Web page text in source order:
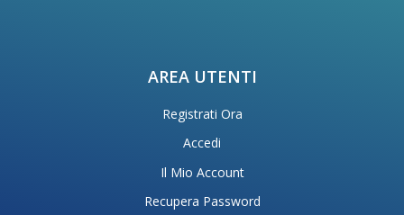
AREA UTENTI
Registrati Ora
Accedi
Il Mio Account
Recupera Password